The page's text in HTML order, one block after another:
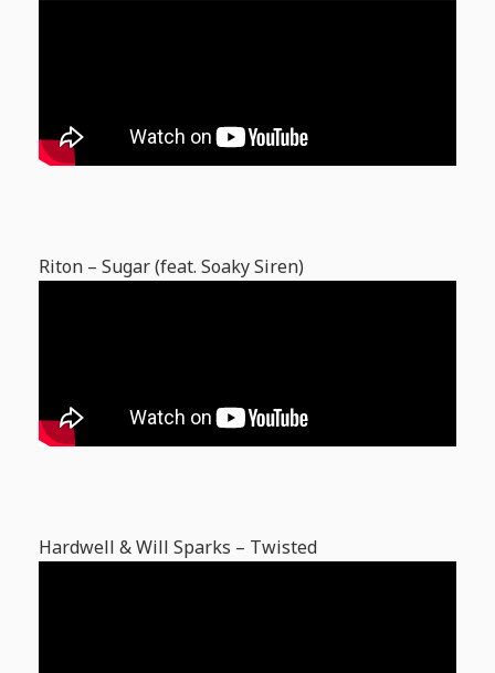
Riton – Sugar (feat. Soaky Siren)
Hardwell & Will Sparks – Twisted